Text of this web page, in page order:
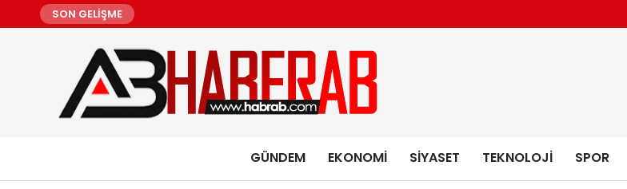
SON GELİŞME
GÜNDEM EKONOMI SIYASET TEKNOLOJI SPOR